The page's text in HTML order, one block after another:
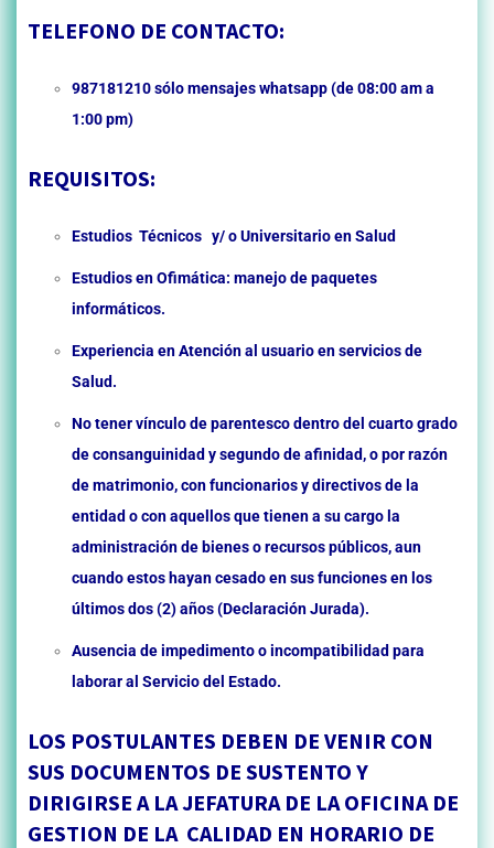
TELEFONO DE CONTACTO:
987181210 sólo mensajes whatsapp (de 08:00 am a
1:00 pm)
REQUISITOS:
Estudios Técnicos y/ o Universitario en Salud
Estudios en Ofimática: manejo de paquetes
informáticos.
Experiencia en Atención al usuario en servicios de
Salud.
No tener vínculo de parentesco dentro del cuarto grado
de consanguinidad y segundo de afinidad, o por razón
de matrimonio, con funcionarios y directivos de la
entidad o con aquellos que tienen a su cargo la
administración de bienes o recursos públicos, aun
cuando estos hayan cesado en sus funciones en los
últimos dos (2) años (Declaración Jurada).
Ausencia de impedimento o incompatibilidad para
laborar al Servicio del Estado.
LOS POSTULANTES DEBEN DE VENIR CON
SUS DOCUMENTOS DE SUSTENTO Y
DIRIGIRSE A LA JEFATURA DE LA OFICINA DE
GESTION DE LA CALIDAD EN HORARIO DE